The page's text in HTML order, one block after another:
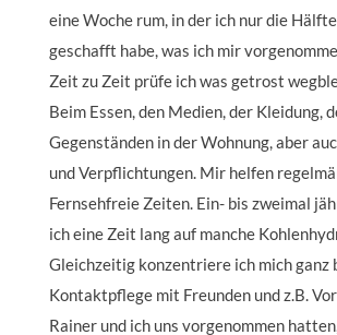
eine Woche rum, in der ich nur die
geschafft habe, was ich mir
Zeit zu Zeit prüfe ich was getrost
Beim Essen, den Medien, der Kleidung,
Gegenständen in der Wohnung, aber
und Verpflichtungen. Mir helfen
Fernsehfreie Zeiten. Ein- bis zweimal
ich eine Zeit lang auf manche
Gleichzeitig konzentriere ich mich ganz
Kontaktpflege mit Freunden und z.B.
Rainer und ich uns vorgenommen